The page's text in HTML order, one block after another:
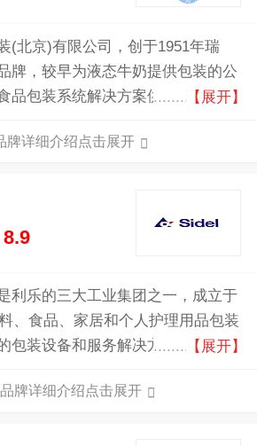
(北京)有限公司，创于1951年瑞
牌，较早为液态牛奶提供包装的公
品包装系统解决方案供应商，全球
【展开】
牌详细介绍点击展开
8.9
利乐的三大工业集团之一，成立于
、食品、家居和个人护理用品包装
包装设备和服务解决方案供应商。
有丰富行业经验和专业实力，专注
【展开】
牌详细介绍点击展开